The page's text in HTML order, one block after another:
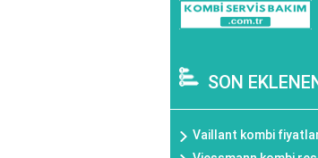
SON
Vaillant kombi